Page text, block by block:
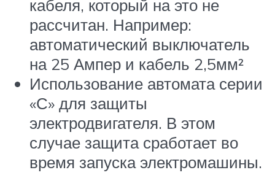
кабеля, который на это не
рассчитан. Например:
автоматический выключатель
на 25 Ампер и кабель 2,5мм²
Использование автомата серии
«С» для защиты
электродвигателя. В этом
случае защита сработает во
время запуска электромашины.